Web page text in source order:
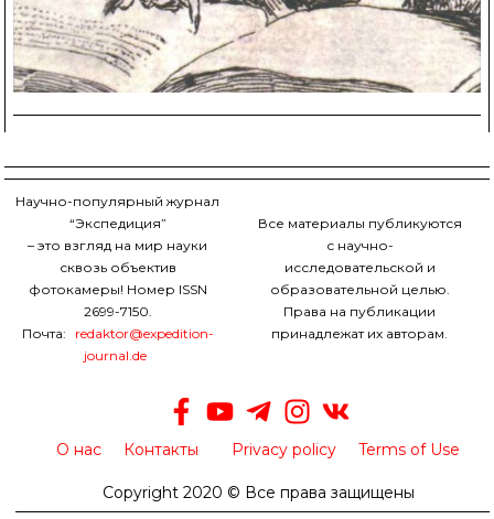
Научно-популярный журнал
“Экспедиция”
– это взгляд на мир науки
сквозь объектив
фотокамеры! Номер ISSN
2699-7150.
Почта:
redaktor@expedition-
journal.de
Все материалы публикуются
с научно-
исследовательской и
образовательной целью.
Права на публикации
принадлежат их авторам.
О нас Контакты Privacy policy Terms of Use
Copyright 2020 © Все права защищены